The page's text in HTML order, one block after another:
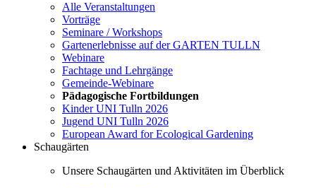
Alle Veranstaltungen
Vorträge
Seminare / Workshops
Gartenerlebnisse auf der GARTEN TULLN
Webinare
Fachtage und Lehrgänge
Gemeinde-Webinare
Pädagogische Fortbildungen
Kinder UNI Tulln 2026
Jugend UNI Tulln 2026
European Award for Ecological Gardening
Schaugärten
Unsere Schaugärten und Aktivitäten im Überblick